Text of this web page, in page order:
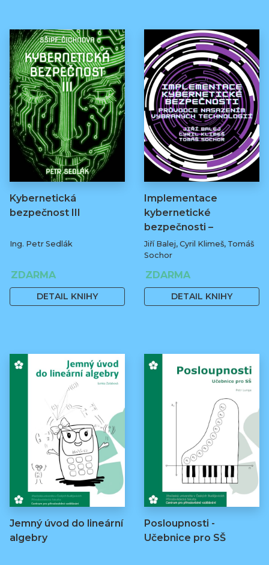
Kybernetická
bezpečnost III
Ing. Petr Sedlák
ZDARMA
DETAIL KNIHY
Implementace
kybernetické
bezpečnosti –
průvodce…
Jiří Balej, Cyril Klimeš, Tomáš
Sochor
ZDARMA
DETAIL KNIHY
Jemný úvod do lineární
algebry
Posloupnosti -
Učebnice pro SŠ